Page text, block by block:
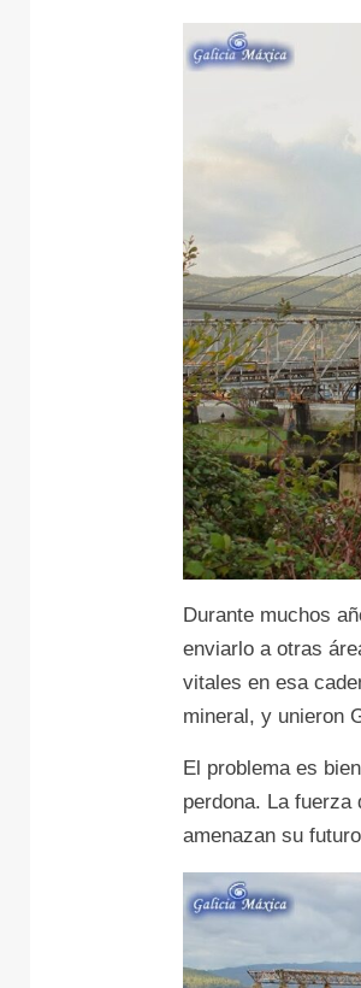
Durante muchos
enviarlo a otras
vitales en esa
mineral, y unieron
El problema es
perdona. La
amenazan su